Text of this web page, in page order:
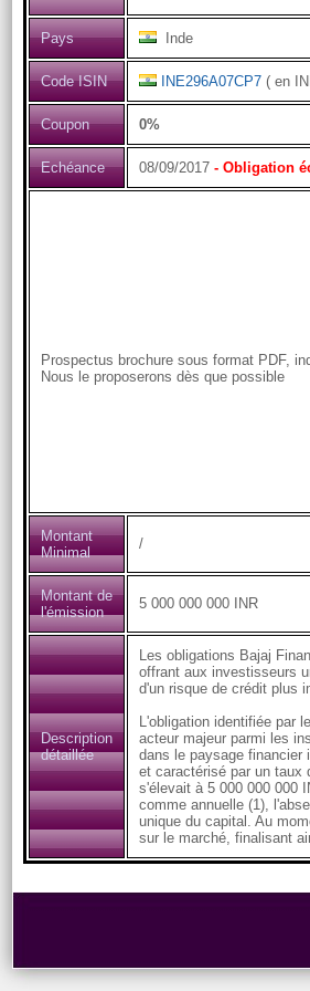
Pays Inde
Code ISIN INE296A07CP7( en
Coupon 0%
Echéance 08/09/2017- Obligation
Prospectus brochure sous format PDF,
Nous le proposerons dès que possible
Montant
Minimal
/
Montant de
l'émission
5 000 000 000 INR
Description
détaillée
Les obligations Bajaj
offrant aux investisseurs
d'un risque de crédit plus
L'obligation identifiée par
acteur majeur parmi les
dans le paysage financier
et caractérisé par un taux
s'élevait à 5 000 000 000
comme annuelle (1),
unique du capital. Au
sur le marché, finalisant